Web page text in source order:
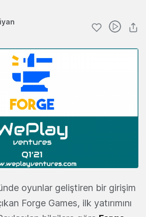
oyunlar geliştiren bir girişim
Forge Games, ilk yatırımını